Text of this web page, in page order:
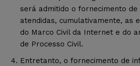
será admitido o fornecimento
atendidas, cumulativamente, as
do Marco Civil da Internet e do
de Processo Civil.
Entretanto, o fornecimento de